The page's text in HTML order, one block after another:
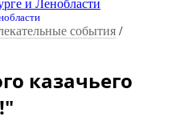
события /
казачьего